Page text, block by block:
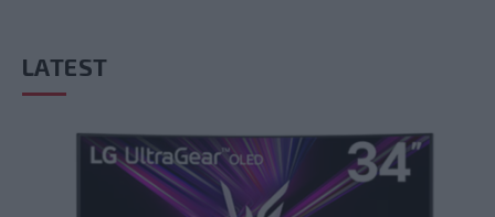
LATEST